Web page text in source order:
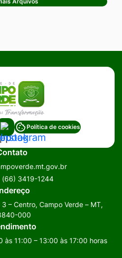
Acessar
a
Rede
Social
Instagram
Política de cookies
(66) 3419-1244
– Centro, Campo Verde – MT,
000
às 11:00 – 13:00 às 17:00 horas